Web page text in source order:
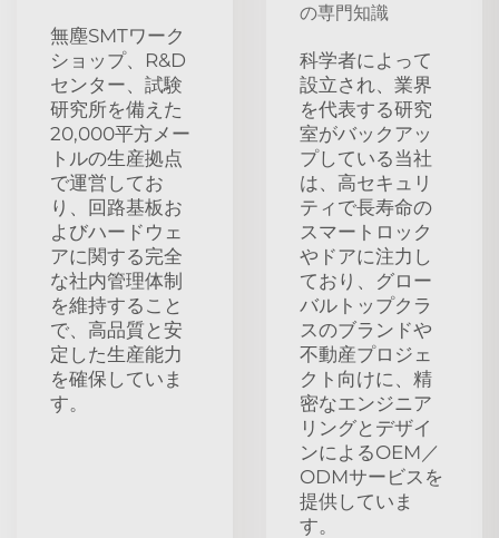
無塵SMTワーク
ショップ、R&D
センター、試験
研究所を備えた
20,000平方メー
トルの生産拠点
で運営してお
り、回路基板お
よびハードウェ
アに関する完全
な社内管理体制
を維持すること
で、高品質と安
定した生産能力
を確保していま
す。
の専門知識
科学者によって
設立され、業界
を代表する研究
室がバックアッ
プしている当社
は、高セキュリ
ティで長寿命の
スマートロック
やドアに注力し
ており、グロー
バルトップクラ
スのブランドや
不動産プロジェ
クト向けに、精
密なエンジニア
リングとデザイ
ンによるOEM／
ODMサービスを
提供していま
す。